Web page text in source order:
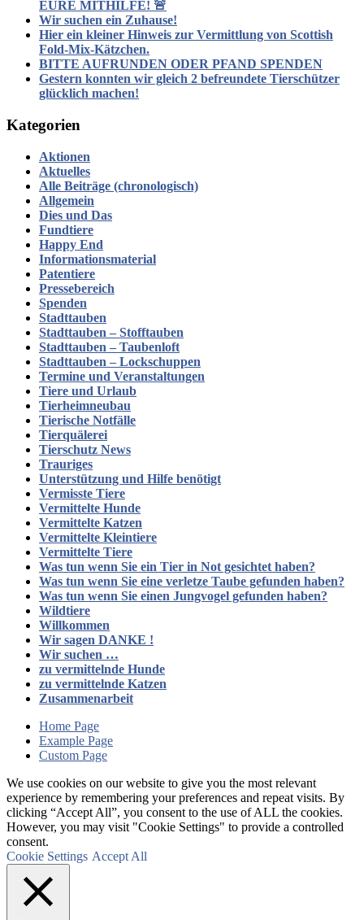
EURE MITHILFE! 🚨
Wir suchen ein Zuhause!
Hier ein kleiner Hinweis zur Vermittlung von Scottish
Fold-Mix-Kätzchen.
BITTE AUFRUNDEN ODER PFAND SPENDEN
Gestern konnten wir gleich 2 befreundete Tierschützer
glücklich machen!
Kategorien
Aktionen
Aktuelles
Alle Beiträge (chronologisch)
Allgemein
Dies und Das
Fundtiere
Happy End
Informationsmaterial
Patentiere
Pressebereich
Spenden
Stadttauben
Stadttauben – Stofftauben
Stadttauben – Taubenloft
Stadttauben – Lockschuppen
Termine und Veranstaltungen
Tiere und Urlaub
Tierheimneubau
Tierische Notfälle
Tierquälerei
Tierschutz News
Trauriges
Unterstützung und Hilfe benötigt
Vermisste Tiere
Vermittelte Hunde
Vermittelte Katzen
Vermittelte Kleintiere
Vermittelte Tiere
Was tun wenn Sie ein Tier in Not gesichtet haben?
Was tun wenn Sie eine verletze Taube gefunden haben?
Was tun wenn Sie einen Jungvogel gefunden haben?
Wildtiere
Willkommen
Wir sagen DANKE !
Wir suchen …
zu vermittelnde Hunde
zu vermittelnde Katzen
Zusammenarbeit
Home Page
Example Page
Custom Page
We use cookies on our website to give you the most relevant
experience by remembering your preferences and repeat visits. By
clicking “Accept All”, you consent to the use of ALL the cookies.
However, you may visit "Cookie Settings" to provide a controlled
consent.
Cookie Settings Accept All